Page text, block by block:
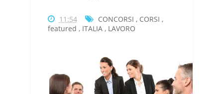
11:54 CONCORSI , CORSI ,
featured , ITALIA, LAVORO